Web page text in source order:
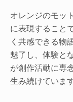
オレンジのモッ
に表現すること
く共感できる物
魅了し、体験と
が創作活動に専
生み続けています